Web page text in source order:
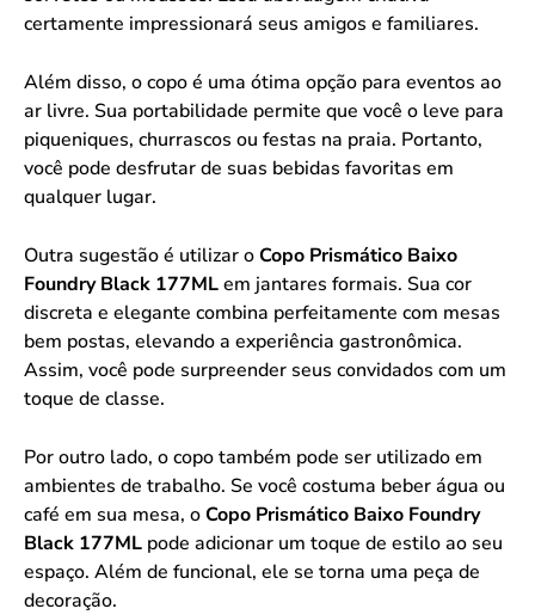
certamente impressionará seus amigos e familiares.
Além disso, o copo é uma ótima opção para eventos ao
ar livre. Sua portabilidade permite que você o leve para
piqueniques, churrascos ou festas na praia. Portanto,
você pode desfrutar de suas bebidas favoritas em
qualquer lugar.
Outra sugestão é utilizar oCopo Prismático Baixo
Foundry Black 177MLem jantares formais. Sua cor
discreta e elegante combina perfeitamente com mesas
bem postas, elevando a experiência gastronômica.
Assim, você pode surpreender seus convidados com um
toque de classe.
Por outro lado, o copo também pode ser utilizado em
ambientes de trabalho. Se você costuma beber água ou
café em sua mesa, oCopo Prismático Baixo Foundry
Black 177ML pode adicionar um toque de estilo ao seu
espaço. Além de funcional, ele se torna uma peça de
decoração.